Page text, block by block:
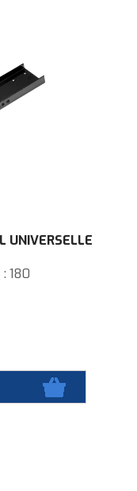
UNIVERSELLE
: 180